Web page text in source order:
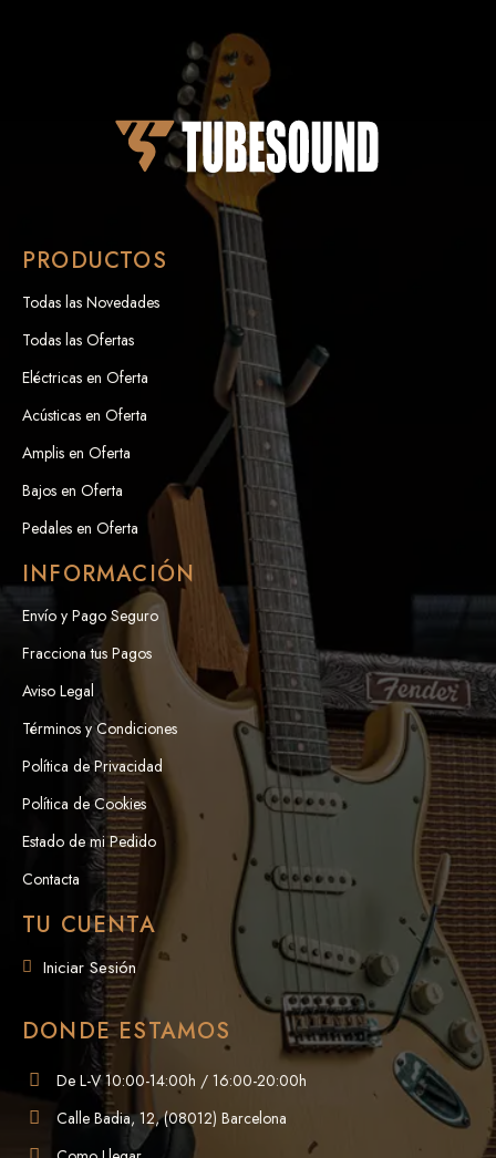
PRODUCTOS
Todas las Novedades
Todas las Ofertas
Eléctricas en Oferta
Acústicas en Oferta
Amplis en Oferta
Bajos en Oferta
Pedales en Oferta
INFORMACIÓN
Envío y Pago Seguro
Fracciona tus Pagos
Aviso Legal
Términos y Condiciones
Política de Privacidad
Política de Cookies
Estado de mi Pedido
Contacta
TU CUENTA
Iniciar Sesión
DONDE ESTAMOS
De L-V 10:00-14:00h / 16:00-20:00h
Calle Badia, 12, (08012) Barcelona